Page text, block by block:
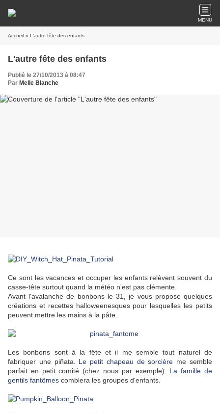
MENU
Accueil » L'autre fête des enfants
L'autre fête des enfants
Publié le 27/10/2013 à 08:47
Par Melle Blanche
Ce sont les vacances et occuper les enfants relèvent souvent du
casse-tête surtout quand la météo n'est pas clémente.
Avant l'avalanche de bonbons le 31, je vous propose quelques
créations et recettes halloweenesques pour lesquelles les petits
peuvent mettre les mains à la pâte.
Les bonbons sont à la fête et il me semble tout naturel de
fabriquer une piñata. Le petit chapeau de sorcière me semble
parfait en petit comité (chez nous par exemple). La famille de
gentils fantômes comblera les groupes d'enfants.